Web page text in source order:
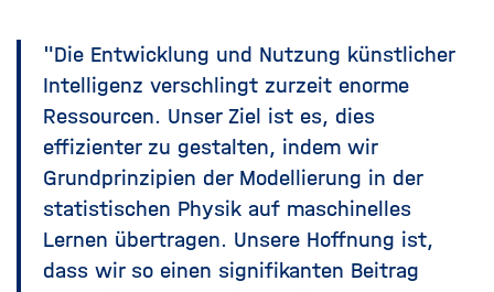
"Die Entwicklung und Nutzung künstlicher
Intelligenz verschlingt zurzeit enorme
Ressourcen. Unser Ziel ist es, dies
effizienter zu gestalten, indem wir
Grundprinzipien der Modellierung in der
statistischen Physik auf maschinelles
Lernen übertragen. Unsere Hoffnung ist,
dass wir so einen signifikanten Beitrag